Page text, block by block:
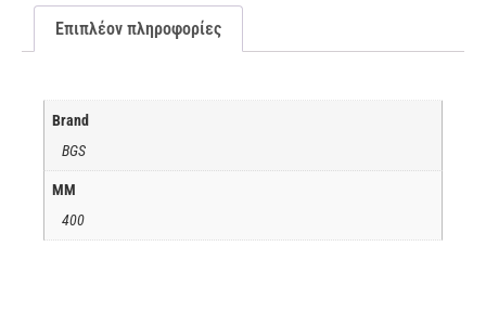
Επιπλέον πληροφορίες
Brand
BGS
ΜΜ
400